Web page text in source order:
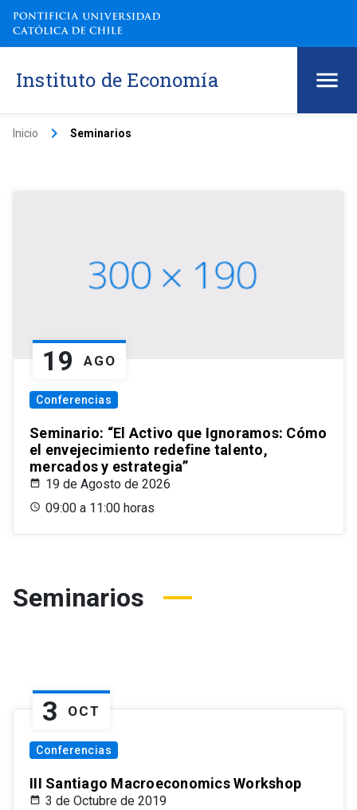
Instituto de Economía
Inicio keyboard_arrow_right Seminarios
19 AGO
Conferencias
Seminario: “El Activo que Ignoramos: Cómo
el envejecimiento redefine talento,
mercados y estrategia”
19 de Agosto de 2026
09:00 a 11:00 horas
Seminarios
3 OCT
Conferencias
III Santiago Macroeconomics Workshop
3 de Octubre de 2019